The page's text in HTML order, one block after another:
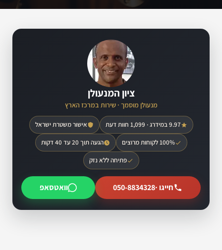
ציון המנעולן
מנעולן מוסמך · שירות במרכז הארץ
9.97 במידרג · 1,099 חוות דעת אישור משטרת ישראל
100% לקוחות מרוצים הגעה תוך 20 עד 40 דקות
פתיחה ללא נזק
חייגו ·050-8834328 וואטסאפ